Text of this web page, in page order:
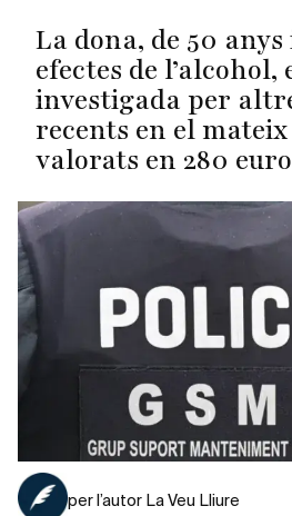
La dona, de 50 anys
efectes de l’alcohol,
investigada per
recents en el
valorats en 280
per l’autor La Veu Lliure